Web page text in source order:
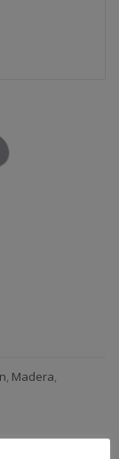
, Madera,